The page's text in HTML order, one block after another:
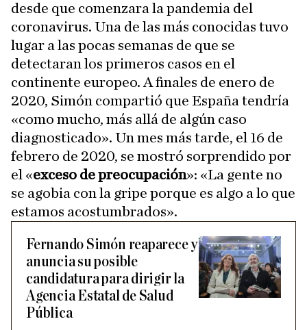
desde que comenzara la pandemia del
coronavirus. Una de las más conocidas tuvo
lugar a las pocas semanas de que se
detectaran los primeros casos en el
continente europeo. A finales de enero de
2020, Simón compartió que España tendría
«como mucho, más allá de algún caso
diagnosticado». Un mes más tarde, el 16 de
febrero de 2020, se mostró sorprendido por
el «exceso de preocupación»: «La gente no
se agobia con la gripe porque es algo a lo que
estamos acostumbrados».
Fernando Simón reaparece y
anuncia su posible
candidatura para dirigir la
Agencia Estatal de Salud
Pública